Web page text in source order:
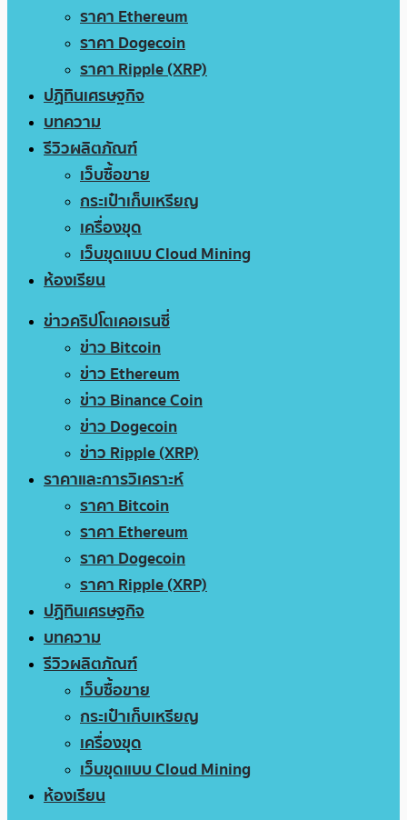
ราคา Ethereum
ราคา Dogecoin
ราคา Ripple (XRP)
ปฏิทินเศรษฐกิจ
บทความ
รีวิวผลิตภัณฑ์
เว็บซื้อขาย
กระเป๋าเก็บเหรียญ
เครื่องขุด
เว็บขุดแบบ Cloud Mining
ห้องเรียน
ข่าวคริปโตเคอเรนซี่
ข่าว Bitcoin
ข่าว Ethereum
ข่าว Binance Coin
ข่าว Dogecoin
ข่าว Ripple (XRP)
ราคาและการวิเคราะห์
ราคา Bitcoin
ราคา Ethereum
ราคา Dogecoin
ราคา Ripple (XRP)
ปฏิทินเศรษฐกิจ
บทความ
รีวิวผลิตภัณฑ์
เว็บซื้อขาย
กระเป๋าเก็บเหรียญ
เครื่องขุด
เว็บขุดแบบ Cloud Mining
ห้องเรียน